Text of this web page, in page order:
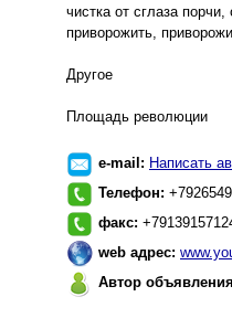
чистка от сглаза
приворожить,
Другое
Площадь революции
e-mail: Написать
Телефон:
факс:
web адрес:
Автор